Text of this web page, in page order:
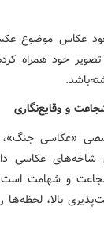
خودِ عکاس موضوع
تصویر خود همراه‌
و وقایع‌نگاری
«عکاسی جنگ»،
شاخه‌های عکاسی
و شهامت است
بالا، لحظه‌ها